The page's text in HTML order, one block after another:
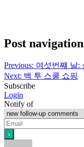
Post navigation
Previous: 여섯번쨰 날:
Next: 백 투 스쿨 쇼핑
Subscribe
Login
Notify of